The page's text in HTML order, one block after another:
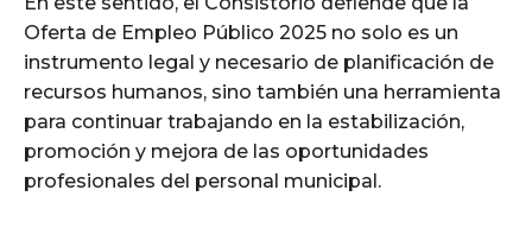
Oferta de Empleo Público 2025 no solo es un
instrumento legal y necesario de planificación de
recursos humanos, sino también una herramienta
para continuar trabajando en la estabilización,
promoción y mejora de las oportunidades
profesionales del personal municipal.